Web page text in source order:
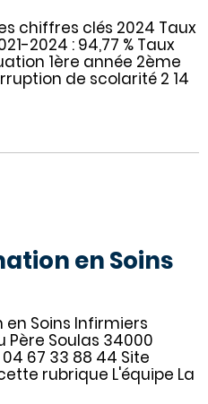
chiffres clés 2024 Taux
2024 : 94,77 % Taux
1ère année 2ème
de scolarité 2 14
en Soins
en Soins Infirmiers
Père Soulas 34000
67 33 88 44 Site
rubrique L'équipe La